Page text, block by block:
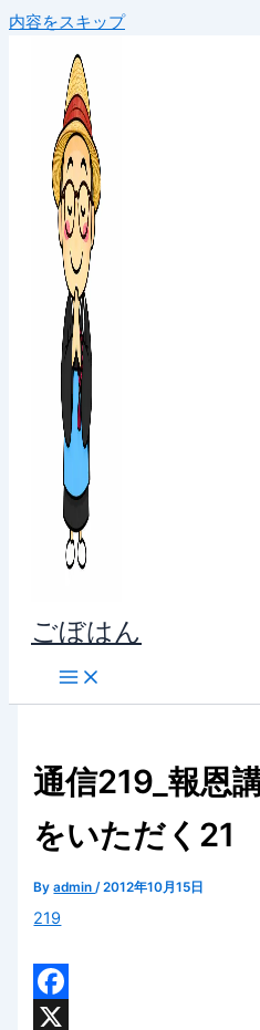
内容をスキップ
ごぼはん
通信219_報恩
をいただく21
Byadmin/2012年10月15日
219
Facebook